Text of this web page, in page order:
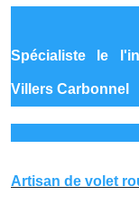
Spécialiste le
Villers Carbonnel
Artisan de volet